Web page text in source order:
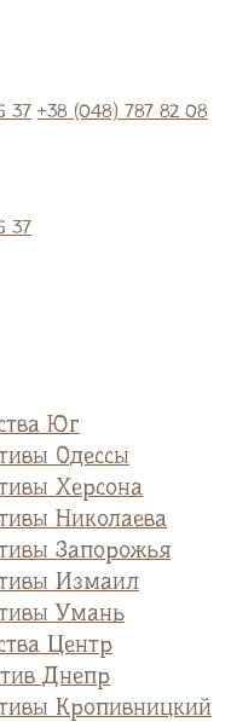
37 +38 (048) 787 82 08
37
Юг
Одессы
Херсона
Николаева
Запорожья
Измаил
Умань
Центр
Днепр
Кропивницкий